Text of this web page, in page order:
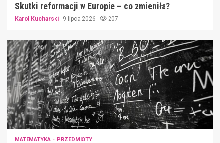
Skutki reformacji w Europie – co zmieniła?
Karol Kucharski 9 lipca 2026 207
MATEMATYKA PRZEDMIOTY